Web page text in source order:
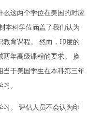
么这两个学位在美国的对应
本科学位涵盖了我们认为
育课程。 然而，印度的
年高级课程的要求。 换
当于美国学生在本科第三年
。
。 评估人员不会认为印